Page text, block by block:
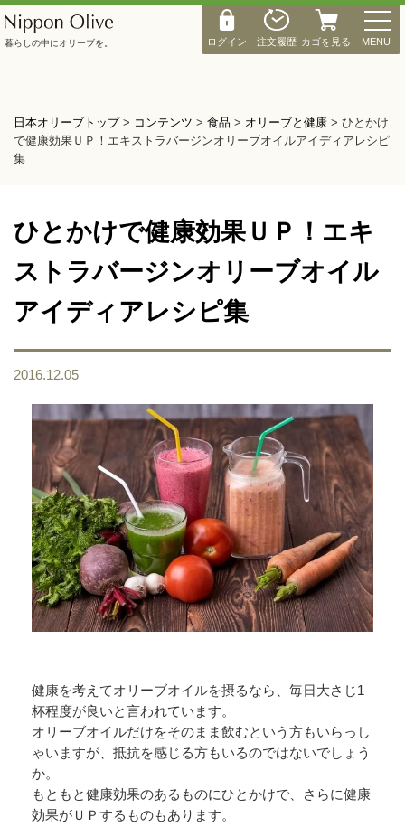
ログイン 注文履歴 カゴを見る
M
E
N
MENU
暮らしの中にオリーブを。
日本オリーブトップ> コンテンツ > 食品 > オリーブと健康 > ひとかけ
で健康効果ＵＰ！エキストラバージンオリーブオイルアイディアレシピ
集
ひとかけで健康効果ＵＰ！エキ
ストラバージンオリーブオイル
アイディアレシピ集
2016.12.05
健康を考えてオリーブオイルを摂るなら、毎日大さじ1
杯程度が良いと言われています。
オリーブオイルだけをそのまま飲むという方もいらっし
ゃいますが、抵抗を感じる方もいるのではないでしょう
か。
もともと健康効果のあるものにひとかけで、さらに健康
効果がＵＰするものもあります。